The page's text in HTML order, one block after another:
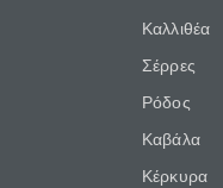
Καλλιθέα
Σέρρες
Ρόδος
Καβάλα
Κέρκυρα